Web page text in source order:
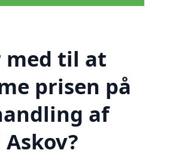
med til at
prisen på
af